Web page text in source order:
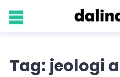
Tag: jeologi